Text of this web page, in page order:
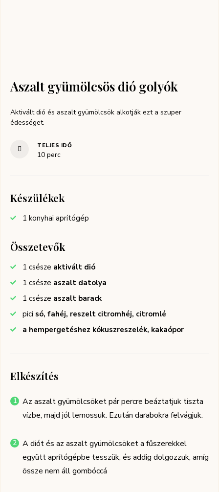
Aszalt gyümölcsös dió golyók
Aktivált dió és aszalt gyümölcsök alkotják ezt a szuper
édességet.
TELJES IDŐ
10 perc
Készülékek
1 konyhai aprítógép
Összetevők
1 csésze aktivált dió
1 csésze aszalt datolya
1 csésze aszalt barack
pici só, fahéj, reszelt citromhéj, citromlé
a hempergetéshez kókuszreszelék, kakaópor
Elkészítés
Az aszalt gyümölcsöket pár percre beáztatjuk tiszta
vízbe, majd jól lemossuk. Ezután darabokra felvágjuk.
A diót és az aszalt gyümölcsöket a fűszerekkel
együtt aprítógépbe tesszük, és addig dolgozzuk, amíg
össze nem áll gombóccá